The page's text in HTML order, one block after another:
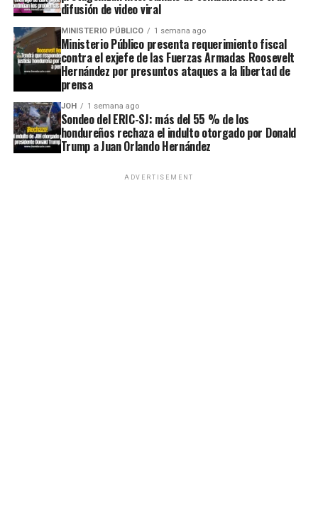
difusión de video viral
MINISTERIO PÚBLICO 1 semana ago
Ministerio Público presenta requerimiento fiscal
contra el exjefe de las Fuerzas Armadas Roosevelt
Hernández por presuntos ataques a la libertad de
prensa
JOH 1 semana ago
Sondeo del ERIC-SJ: más del 55 % de los
hondureños rechaza el indulto otorgado por Donald
Trump a Juan Orlando Hernández
ADVERTISEMENT